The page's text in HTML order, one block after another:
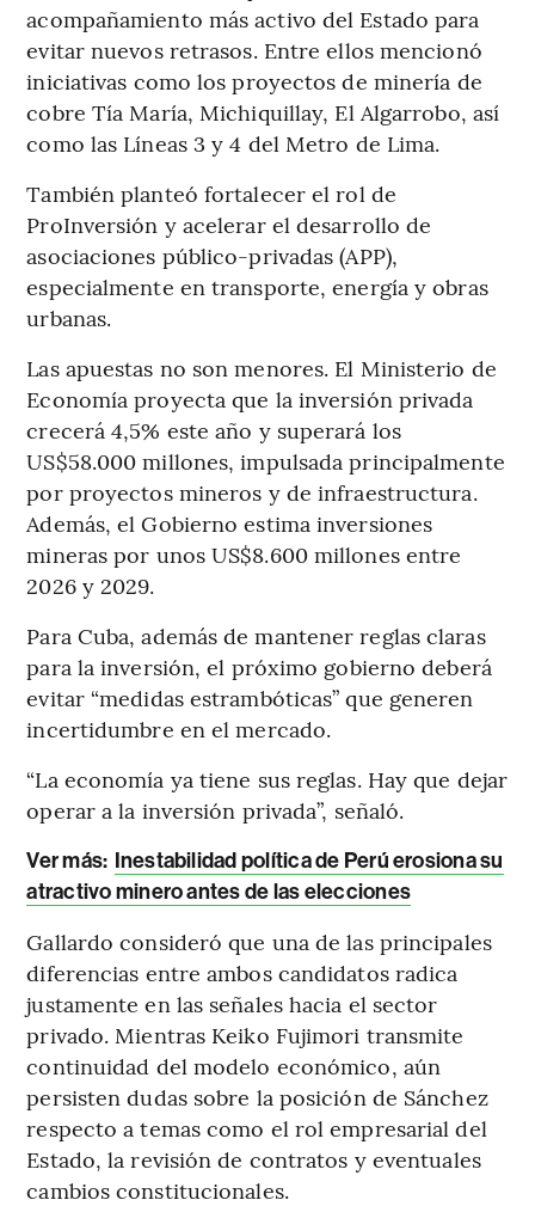
acompañamiento más activo del Estado para
evitar nuevos retrasos. Entre ellos mencionó
iniciativas como los proyectos de minería de
cobre Tía María, Michiquillay, El Algarrobo, así
como las Líneas 3 y 4 del Metro de Lima.
También planteó fortalecer el rol de
ProInversión y acelerar el desarrollo de
asociaciones público-privadas (APP),
especialmente en transporte, energía y obras
urbanas.
Las apuestas no son menores. El Ministerio de
Economía proyecta que la inversión privada
crecerá 4,5% este año y superará los
US$58.000 millones, impulsada principalmente
por proyectos mineros y de infraestructura.
Además, el Gobierno estima inversiones
mineras por unos US$8.600 millones entre
2026 y 2029.
Para Cuba, además de mantener reglas claras
para la inversión, el próximo gobierno deberá
evitar “medidas estrambóticas” que generen
incertidumbre en el mercado.
“La economía ya tiene sus reglas. Hay que dejar
operar a la inversión privada”, señaló.
Ver más: Inestabilidad política de Perú erosiona su
atractivo minero antes de las elecciones
Gallardo consideró que una de las principales
diferencias entre ambos candidatos radica
justamente en las señales hacia el sector
privado. Mientras Keiko Fujimori transmite
continuidad del modelo económico, aún
persisten dudas sobre la posición de Sánchez
respecto a temas como el rol empresarial del
Estado, la revisión de contratos y eventuales
cambios constitucionales.